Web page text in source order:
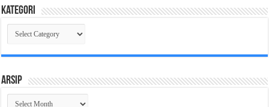
Kategori
Kategori
Arsip
Arsip